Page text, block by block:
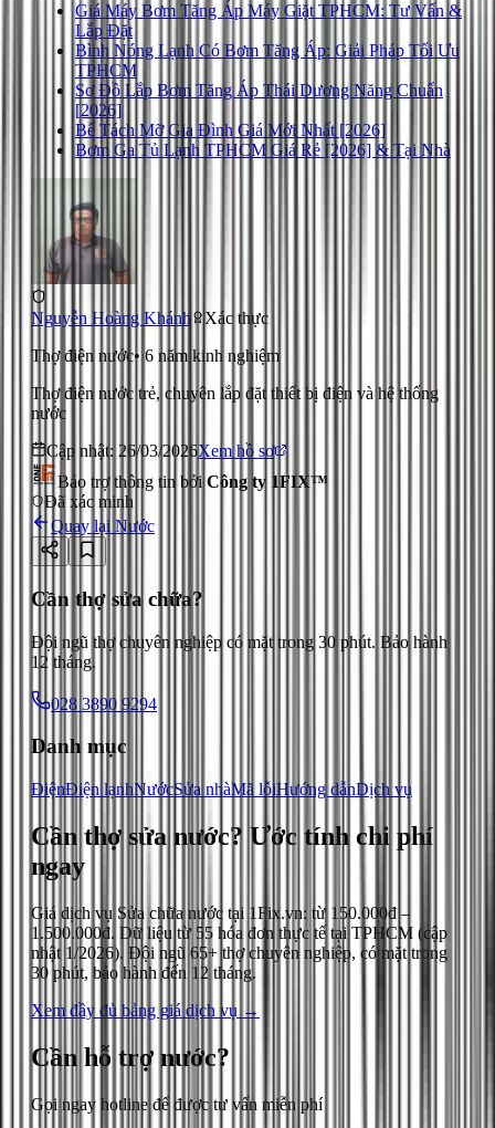
Giá Máy Bơm Tăng Áp Máy Giặt TPHCM: Tư Vấn &
Lắp Đặt
Bình Nóng Lạnh Có Bơm Tăng Áp: Giải Pháp Tối Ưu
TPHCM
Sơ Đồ Lắp Bơm Tăng Áp Thái Dương Năng Chuẩn
[2026]
Bể Tách Mỡ Gia Đình Giá Mới Nhất [2026]
Bơm Ga Tủ Lạnh TPHCM Giá Rẻ [2026] & Tại Nhà
Nguyễn Hoàng Khánh
Xác thực
Thợ điện nước• 6 năm kinh nghiệm
Thợ điện nước trẻ, chuyên lắp đặt thiết bị điện và hệ thống
nước
Cập nhật: 26/03/2026Xem hồ sơ
Bảo trợ thông tin bởi Công ty 1FIX™
Đã xác minh
Quay lại Nước
Cần thợ sửa chữa?
Đội ngũ thợ chuyên nghiệp có mặt trong 30 phút. Bảo hành
12 tháng.
028 3890 9294
Danh mục
ĐiệnĐiện lạnhNướcSửa nhàMã lỗiHướng dẫnDịch vụ
Cần thợ sửa nước? Ước tính chi phí
ngay
Giá dịch vụ Sửa chữa nước tại 1Fix.vn: từ 150.000đ –
1.500.000đ. Dữ liệu từ 55 hóa đơn thực tế tại TPHCM (cập
nhật 1/2026). Đội ngũ 65+ thợ chuyên nghiệp, có mặt trong
30 phút, bảo hành đến 12 tháng.
Xem đầy đủ bảng giá dịch vụ →
Cần hỗ trợ nước?
Gọi ngay hotline để được tư vấn miễn phí